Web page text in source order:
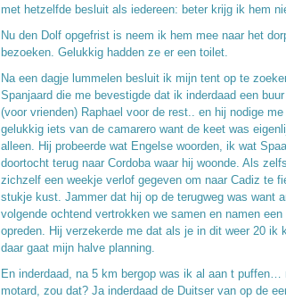
met hetzelfde besluit als iedereen: beter krijg ik hem
Nu den Dolf opgefrist is neem ik hem mee naar het
bezoeken. Gelukkig hadden ze er een toilet.
Na een dagje lummelen besluit ik mijn tent op te
Spanjaard die me bevestigde dat ik inderdaad een
(voor vrienden) Raphael voor de rest.. en hij nodige
gelukkig iets van de camarero want de keet was
alleen. Hij probeerde wat Engelse woorden, ik wat
doortocht terug naar Cordoba waar hij woonde. Als
zichzelf een weekje verlof gegeven om naar Cadiz te
stukje kust. Jammer dat hij op de terugweg was want
volgende ochtend vertrokken we samen en namen
opreden. Hij verzekerde me dat als je in dit weer 20
daar gaat mijn halve planning.
En inderdaad, na 5 km bergop was ik al aan t
motard, zou dat? Ja inderdaad de Duitser van op de